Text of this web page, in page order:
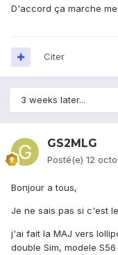
D'accord ça marche
Citer
3 weeks later...
GS2MLG
Posté(e) 12
Bonjour a tous,
Je ne sais pas si c'est
j'ai fait la MAJ vers
double Sim, modele